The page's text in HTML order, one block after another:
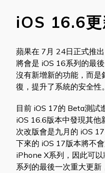
iOS 16.6更
蘋果在 7月 24日正式推
將會是 iOS 16系列的最
沒有新增新的功能，而是
復，提升了系統的安全性。
目前 iOS 17的 Beta測試
iOS 16.6版本中發現其他
次改版會是九月的 iOS
下來的 iOS 17版本將不
iPhone X系列，因此可
系列的最後一次重大更